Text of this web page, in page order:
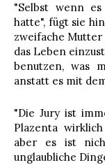
"Selbst wenn
hatte", fügt sie
zweifache Mutter
das Leben
benutzen, was
anstatt es mit
"Die Jury ist
Plazenta
aber es ist
unglaubliche